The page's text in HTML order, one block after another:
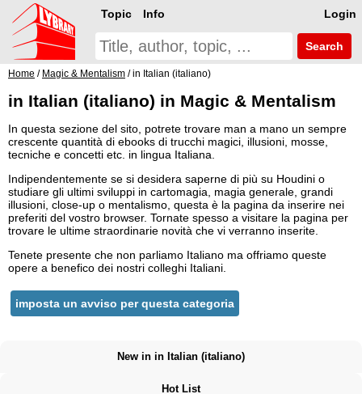
Login
Topic Info
Search
Home / Magic & Mentalism / in Italian (italiano)
in Italian (italiano) in Magic & Mentalism
In questa sezione del sito, potrete trovare man a mano un sempre
crescente quantità di ebooks di trucchi magici, illusioni, mosse,
tecniche e concetti etc. in lingua Italiana.
Indipendentemente se si desidera saperne di più su Houdini o
studiare gli ultimi sviluppi in cartomagia, magia generale, grandi
illusioni, close-up o mentalismo, questa è la pagina da inserire nei
preferiti del vostro browser. Tornate spesso a visitare la pagina per
trovare le ultime straordinarie novità che vi verranno inserite.
Tenete presente che non parliamo Italiano ma offriamo queste
opere a benefico dei nostri colleghi Italiani.
imposta un avviso per questa categoria
New in in Italian (italiano)
Hot List